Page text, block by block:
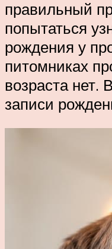
правильный
попытаться
рождения у
питомниках
возраста нет.
записи